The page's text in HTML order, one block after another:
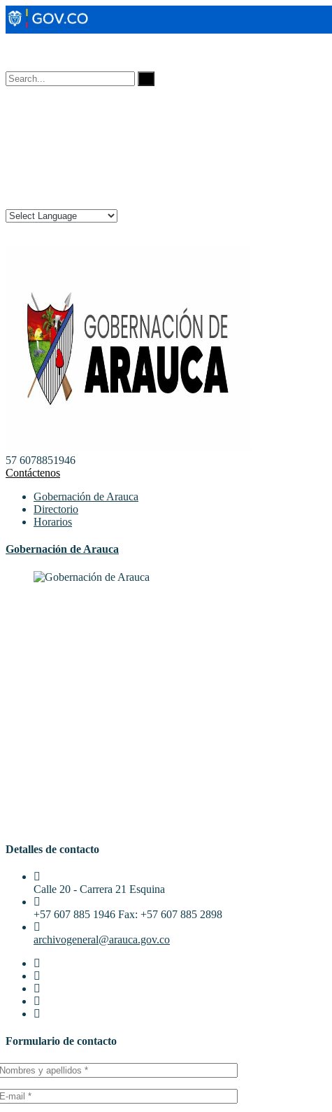
57 6078851946
Contáctenos
Gobernación de Arauca
Directorio
Horarios
Gobernación de Arauca
Detalles de contacto
Calle 20 - Carrera 21 Esquina
+57 607 885 1946 Fax: +57 607 885 2898
archivogeneral@arauca.gov.co
Formulario de contacto